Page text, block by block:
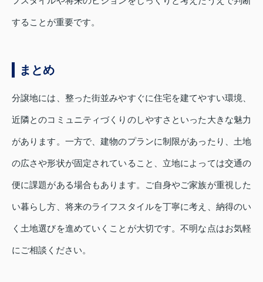
することが重要です。
まとめ
分譲地には、整った街並みやすぐに住宅を建てやすい環境、
近隣とのコミュニティづくりのしやすさといった大きな魅力
があります。一方で、建物のプランに制限があったり、土地
の広さや形状が固定されていること、立地によっては交通の
便に課題がある場合もあります。ご自身やご家族が重視した
い暮らし方、将来のライフスタイルを丁寧に考え、納得のい
く土地選びを進めていくことが大切です。不明な点はお気軽
にご相談ください。